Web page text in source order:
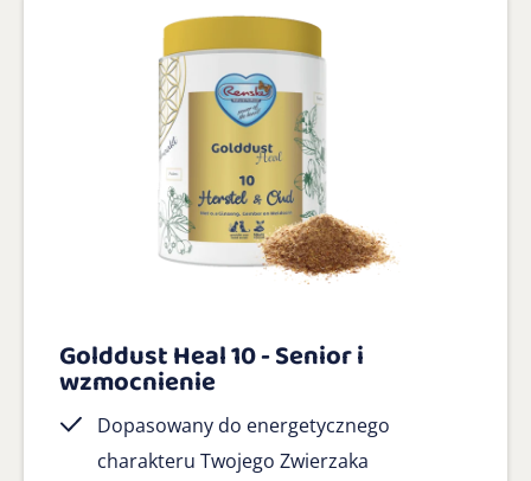
Golddust Heal 10 - Senior i
wzmocnienie
Dopasowany do energetycznego
charakteru Twojego Zwierzaka